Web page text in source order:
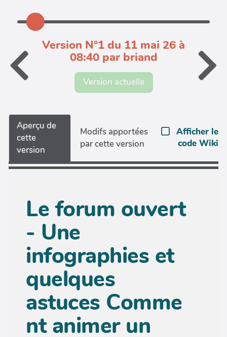
Version N°1 du 11 mai 26 à
08:40 par briand
Version actuelle
Aperçu de
cette
version
Modifs apportées
par cette version
Afficher le
code Wiki
Le forum ouvert
- Une
infographies et
quelques
astuces Comme
nt animer un